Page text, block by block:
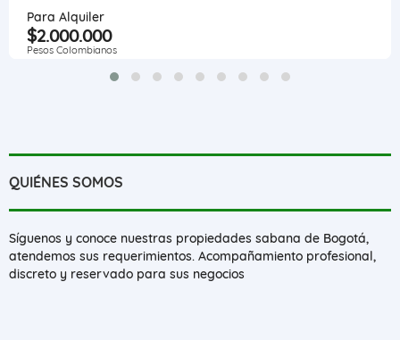
Para Alquiler
$2.000.000
Pesos Colombianos
QUIÉNES SOMOS
Síguenos y conoce nuestras propiedades sabana de Bogotá,
atendemos sus requerimientos. Acompañamiento profesional,
discreto y reservado para sus negocios